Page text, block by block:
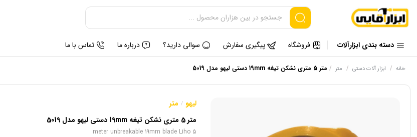
دسته بندی ابزارآلات فروشگاه پیگیری سفارش سوالی دارید؟ درباره ما تماس با ما
خانه / ابزار آلات دستی / متر / متر 5 متری نشکن تیغه 19mm دستی لیهو مدل 5019
لیهو / متر
متر 5 متری نشکن تیغه 19mm دستی لیهو مدل 5019
5 meter unbreakable 19mm blade Liho